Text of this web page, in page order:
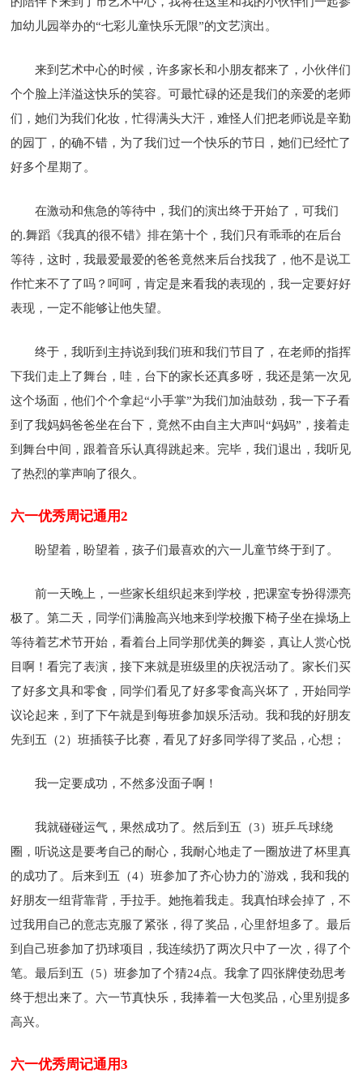
加幼儿园举办的“七彩儿童快乐无限”的文艺演出。
来到艺术中心的时候，许多家长和小朋友都来了，小伙伴们
个个脸上洋溢这快乐的笑容。可最忙碌的还是我们的亲爱的老师
们，她们为我们化妆，忙得满头大汗，难怪人们把老师说是辛勤
的园丁，的确不错，为了我们过一个快乐的节日，她们已经忙了
好多个星期了。
在激动和焦急的等待中，我们的演出终于开始了，可我们
的.舞蹈《我真的很不错》排在第十个，我们只有乖乖的在后台
等待，这时，我最爱最爱的爸爸竟然来后台找我了，他不是说工
作忙来不了了吗？呵呵，肯定是来看我的表现的，我一定要好好
表现，一定不能够让他失望。
终于，我听到主持说到我们班和我们节目了，在老师的指挥
下我们走上了舞台，哇，台下的家长还真多呀，我还是第一次见
这个场面，他们个个拿起“小手掌”为我们加油鼓劲，我一下子看
到了我妈妈爸爸坐在台下，竟然不由自主大声叫“妈妈”，接着走
到舞台中间，跟着音乐认真得跳起来。完毕，我们退出，我听见
了热烈的掌声响了很久。
六一优秀周记通用2
盼望着，盼望着，孩子们最喜欢的六一儿童节终于到了。
前一天晚上，一些家长组织起来到学校，把课室专扮得漂亮
极了。第二天，同学们满脸高兴地来到学校搬下椅子坐在操场上
等待着艺术节开始，看着台上同学那优美的舞姿，真让人赏心悦
目啊！看完了表演，接下来就是班级里的庆祝活动了。家长们买
了好多文具和零食，同学们看见了好多零食高兴坏了，开始同学
议论起来，到了下午就是到每班参加娱乐活动。我和我的好朋友
先到五（2）班插筷子比赛，看见了好多同学得了奖品，心想；
我一定要成功，不然多没面子啊！
我就碰碰运气，果然成功了。然后到五（3）班乒乓球绕
圈，听说这是要考自己的耐心，我耐心地走了一圈放进了杯里真
的成功了。后来到五（4）班参加了齐心协力的`游戏，我和我的
好朋友一组背靠背，手拉手。她拖着我走。我真怕球会掉了，不
过我用自己的意志克服了紧张，得了奖品，心里舒坦多了。最后
到自己班参加了扔球项目，我连续扔了两次只中了一次，得了个
笔。最后到五（5）班参加了个猜24点。我拿了四张牌使劲思考
终于想出来了。六一节真快乐，我捧着一大包奖品，心里别提多
高兴。
六一优秀周记通用3